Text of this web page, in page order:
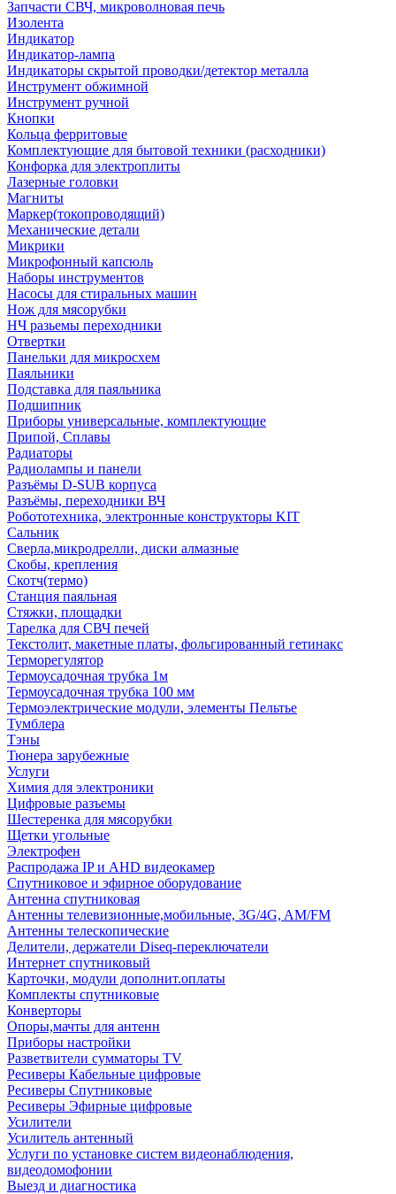
Запчасти СВЧ, микроволновая печь
Изолента
Индикатор
Индикатор-лампа
Индикаторы скрытой проводки/детектор металла
Инструмент обжимной
Инструмент ручной
Кнопки
Кольца ферритовые
Комплектующие для бытовой техники (расходники)
Конфорка для электроплиты
Лазерные головки
Магниты
Маркер(токопроводящий)
Механические детали
Микрики
Микрофонный капсюль
Наборы инструментов
Насосы для стиральных машин
Нож для мясорубки
НЧ разьемы переходники
Отвертки
Панельки для микросхем
Паяльники
Подставка для паяльника
Подшипник
Приборы универсальные, комплектующие
Припой, Сплавы
Радиаторы
Радиолампы и панели
Разъёмы D-SUB корпуса
Разъёмы, переходники ВЧ
Робототехника, электронные конструкторы KIT
Сальник
Сверла,микродрелли, диски алмазные
Скобы, крепления
Скотч(термо)
Станция паяльная
Стяжки, площадки
Тарелка для СВЧ печей
Текстолит, макетные платы, фольгированный гетинакс
Терморегулятор
Термоусадочная трубка 1м
Термоусадочная трубка 100 мм
Термоэлектрические модули, элементы Пельтье
Тумблера
Тэны
Тюнера зарубежные
Услуги
Химия для электроники
Цифровые разъемы
Шестеренка для мясорубки
Щетки угольные
Электрофен
Распродажа IP и AHD видеокамер
Спутниковое и эфирное оборудование
Антенна спутниковая
Антенны телевизионные,мобильные, 3G/4G, AM/FM
Антенны телескопические
Делители, держатели Diseq-переключатели
Интернет спутниковый
Карточки, модули дополнит.оплаты
Комплекты спутниковые
Конверторы
Опоры,мачты для антенн
Приборы настройки
Разветвители сумматоры TV
Ресиверы Кабельные цифровые
Ресиверы Спутниковые
Ресиверы Эфирные цифровые
Усилители
Усилитель антенный
Услуги по установке систем видеонаблюдения,
видеодомофонии
Выезд и диагностика